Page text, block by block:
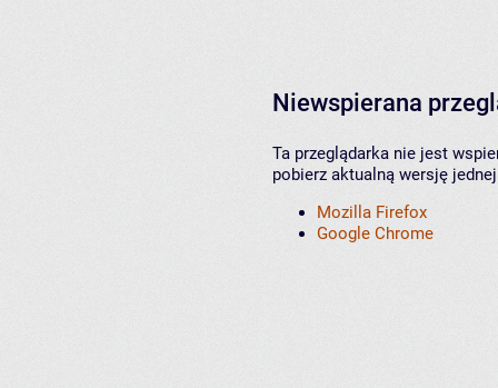
Niewspierana
Ta przeglądarka nie jest
pobierz aktualną wersję
Mozilla Firefox
Google Chrome